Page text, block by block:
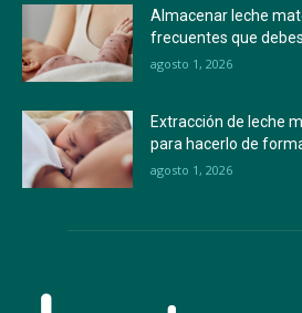
Almacenar leche
frecuentes que
agosto 1, 2026
Extracción de leche
para hacerlo de
agosto 1, 2026